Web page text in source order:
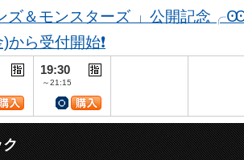
ズ＆モンスターズ 」公開記念
)から受付開始❗️
19:30
～21:15
ク